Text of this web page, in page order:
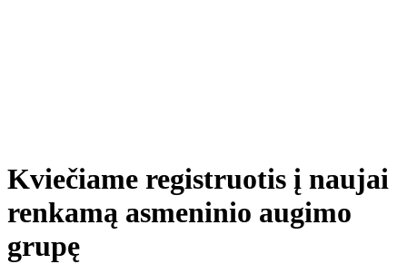
Kviečiame registruotis į naujai
renkamą asmeninio augimo
grupę